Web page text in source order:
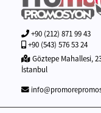
+90 (212) 871 99 43
+90 (543) 576 53 24
Göztepe Mahallesi,
İstanbul